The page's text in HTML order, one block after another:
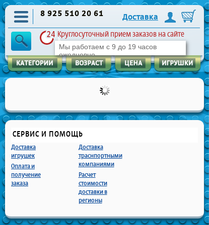
8 925 510 20 61
Доставка
Круглосуточный прием заказов на сайте
Мы работаем с 9 до 19 часов
ежедневно
СЕРВИС И ПОМОЩЬ
Доставка
игрушек
Оплата и
получение
заказа
Доставка
траснпортными
компаниями
Расчет
стоимости
доставки в
регионы